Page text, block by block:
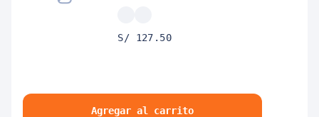
S/ 127.50
Agregar al carrito